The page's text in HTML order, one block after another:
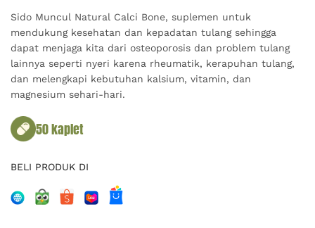
Sido Muncul Natural Calci Bone, suplemen untuk
mendukung kesehatan dan kepadatan tulang sehingga
dapat menjaga kita dari osteoporosis dan problem tulang
lainnya seperti nyeri karena rheumatik, kerapuhan tulang,
dan melengkapi kebutuhan kalsium, vitamin, dan
magnesium sehari-hari.
50 kaplet
BELI PRODUK DI